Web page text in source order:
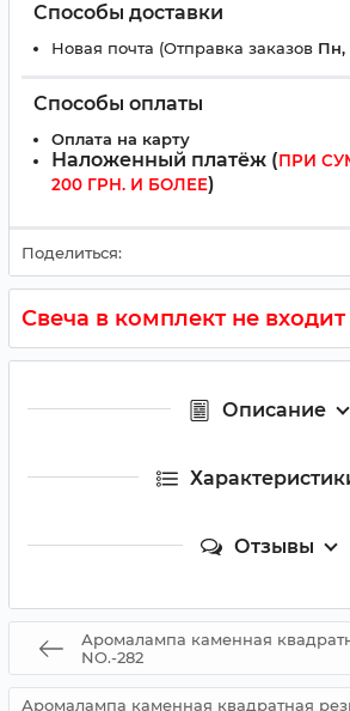
Способы доставки
Новая почта (Отправка заказов Пн,
Способы оплаты
Оплата на карту
Наложенный платёж (ПРИ
200 ГРН. И БОЛЕЕ)
Поделиться:
Свеча в комплект не входит
Описание
Отзывы
Аромалампа каменная
NO.-282
Аромалампа каменная квадратная